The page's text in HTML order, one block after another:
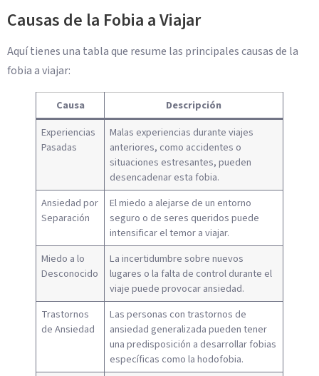
Causas de la Fobia a Viajar
Aquí tienes una tabla que resume las principales causas de la
fobia a viajar:
Causa
Descripción
Experiencias
Pasadas
Malas experiencias durante viajes
anteriores, como accidentes o
situaciones estresantes, pueden
desencadenar esta fobia.
Ansiedad por
Separación
El miedo a alejarse de un entorno
seguro o de seres queridos puede
intensificar el temor a viajar.
Miedo a lo
Desconocido
La incertidumbre sobre nuevos
lugares o la falta de control durante el
viaje puede provocar ansiedad.
Trastornos
de Ansiedad
Las personas con trastornos de
ansiedad generalizada pueden tener
una predisposición a desarrollar fobias
específicas como la hodofobia.